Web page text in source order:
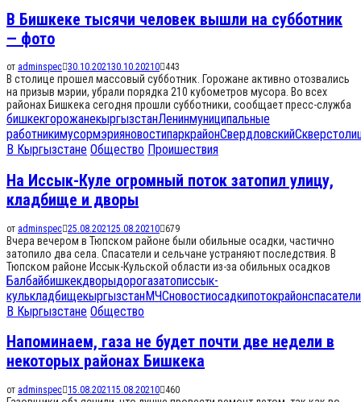
В Бишкеке тысячи человек вышли на субботник
— фото
от adminspec 30.10.202130.10.20210 443
В столице прошел массовый субботник. Горожане активно отозвались
на призыв мэрии, убрали порядка 210 кубометров мусора. Во всех
районах Бишкека сегодня прошли субботники, сообщает пресс-служба
бишкекгорожанекыргызстанЛенинмуниципальные
работникимусормэрияновостипаркрайонСвердловскийСквер
В Кыргызстане Общество Проишествия
На Иссык-Куле огромный поток затопил улицу,
кладбище и дворы
от adminspec 25.08.202125.08.20210 679
Вчера вечером в Тюпском районе были обильные осадки, частично
затопило два села. Спасатели и сельчане устраняют последствия. В
Тюпском районе Иссык-Кульской области из-за обильных осадков
Балбайбишкекдворыдорогазатописсык-
кулькладбищекыргызстанМЧСновостиосадкипотокрайонспасатели
В Кыргызстане Общество
Напоминаем, газа не будет почти две недели в
некоторых районах Бишкека
от adminspec 15.08.2021 15.08.20210 460